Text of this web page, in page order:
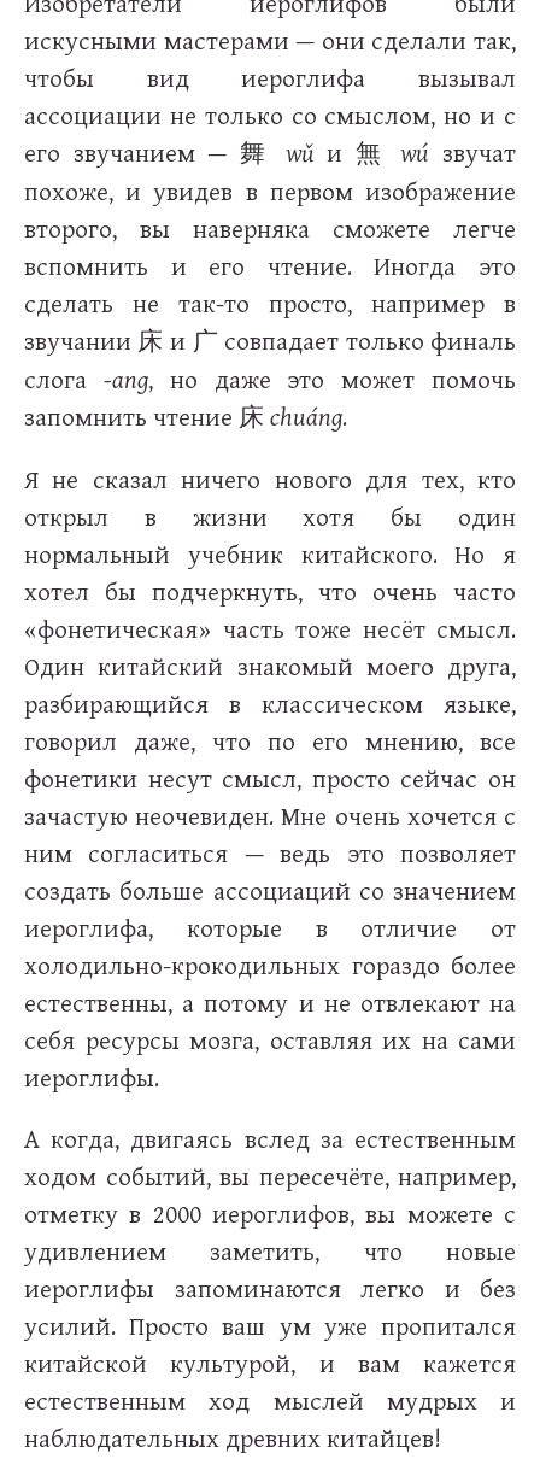
искусными мастерами — они сделали так,
чтобы вид иероглифа вызывал
ассоциации не только со смыслом, но и с
его звучанием —舞 wǔ и 無 wú звучат
похоже, и увидев в первом изображение
второго, вы наверняка сможете легче
вспомнить и его чтение. Иногда это
сделать не так-то просто, например в
звучании 床 и 广совпадает только финаль
слога -ang, но даже это может помочь
запомнить чтение 床 chuáng.
Я не сказал ничего нового для тех, кто
открыл в жизни хотя бы один
нормальный учебник китайского. Но я
хотел бы подчеркнуть, что очень часто
«фонетическая» часть тоже несёт смысл.
Один китайский знакомый моего друга,
разбирающийся в классическом языке,
говорил даже, что по его мнению, все
фонетики несут смысл, просто сейчас он
зачастую неочевиден. Мне очень хочется с
ним согласиться — ведь это позволяет
создать больше ассоциаций со значением
иероглифа, которые в отличие от
холодильно-крокодильных гораздо более
естественны, а потому и не отвлекают на
себя ресурсы мозга, оставляя их на сами
иероглифы.
А когда, двигаясь вслед за естественным
ходом событий, вы пересечёте, например,
отметку в 2000 иероглифов, вы можете с
удивлением заметить, что новые
иероглифы запоминаются легко и без
усилий. Просто ваш ум уже пропитался
китайской культурой, и вам кажется
естественным ход мыслей мудрых и
наблюдательных древних китайцев!